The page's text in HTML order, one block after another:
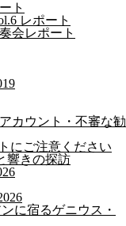
ト
レポート
会レポート
カウント・不審な勧
にご注意ください
響きの探訪
に宿るゲニウス・